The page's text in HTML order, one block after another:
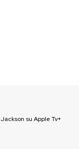
su Apple Tv+